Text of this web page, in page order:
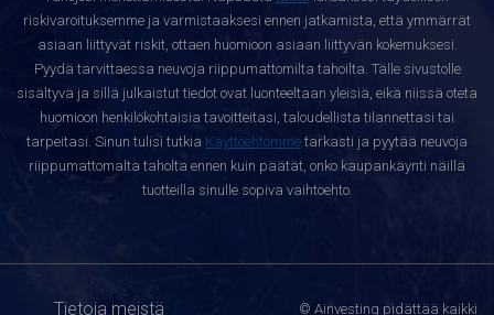
riskivaroituksemme ja varmistaaksesi ennen jatkamista, että ymmärrät
asiaan liittyvät riskit, ottaen huomioon asiaan liittyvän kokemuksesi.
Pyydä tarvittaessa neuvoja riippumattomilta tahoilta. Tälle sivustolle
sisältyvä ja sillä julkaistut tiedot ovat luonteeltaan yleisiä, eikä niissä oteta
huomioon henkilökohtaisia tavoitteitasi, taloudellista tilannettasi tai
tarpeitasi. Sinun tulisi tutkia Käyttöehtomme tarkasti ja pyytää neuvoja
riippumattomalta taholta ennen kuin päätät, onko kaupankäynti näillä
tuotteilla sinulle sopiva vaihtoehto.
Tietoja meistä © Ainvesting pidättää kaikki